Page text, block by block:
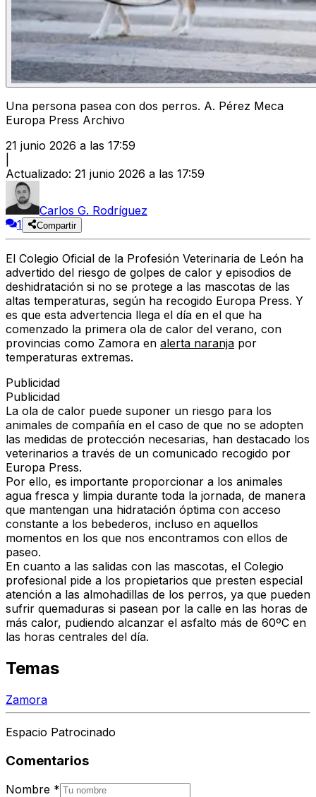
Una persona pasea con dos perros. A. Pérez Meca
Europa Press Archivo
21 junio 2026 a las 17:59
Actualizado: 21 junio 2026 a las 17:59
Carlos G. Rodríguez
1
Compartir
El Colegio Oficial de la Profesión Veterinaria de León ha
advertido del riesgo de golpes de calor y episodios de
deshidratación si no se protege a las mascotas de las
altas temperaturas, según ha recogido Europa Press. Y
es que esta advertencia llega el día en el que ha
comenzado la primera ola de calor del verano, con
provincias como Zamora en alerta naranja por
temperaturas extremas.
Publicidad
Publicidad
La ola de calor puede suponer un riesgo para los
animales de compañía en el caso de que no se adopten
las medidas de protección necesarias, han destacado los
veterinarios a través de un comunicado recogido por
Europa Press.
Por ello, es importante proporcionar a los animales
agua fresca y limpia durante toda la jornada, de manera
que mantengan una hidratación óptima con acceso
constante a los bebederos, incluso en aquellos
momentos en los que nos encontramos con ellos de
paseo.
En cuanto a las salidas con las mascotas, el Colegio
profesional pide a los propietarios que presten especial
atención a las almohadillas de los perros, ya que pueden
sufrir quemaduras si pasean por la calle en las horas de
más calor, pudiendo alcanzar el asfalto más de 60ºC en
las horas centrales del día.
Temas
Zamora
Espacio Patrocinado
Comentarios
Nombre *